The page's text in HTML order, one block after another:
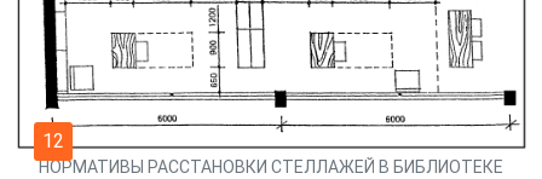
12
НОРМАТИВЫ РАССТАНОВКИ СТЕЛЛАЖЕЙ В БИБЛИОТЕКЕ